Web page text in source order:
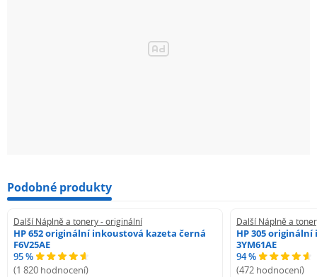
Podobné produkty
Další Náplně a tonery - originální
HP 652 originální inkoustová kazeta černá
F6V25AE
95 %
(1 820 hodnocení)
Další Náplně a
HP 305
3YM61AE
94 %
(472 hodnocení)